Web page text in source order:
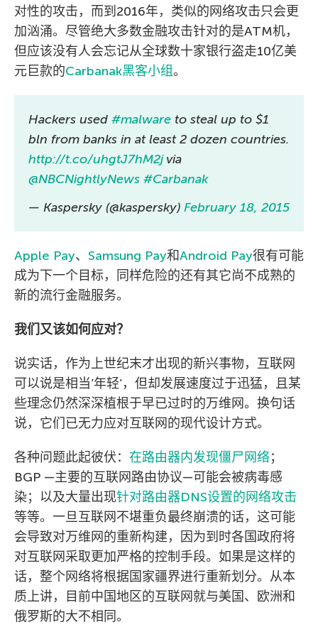
对性的攻击，而到2016年，类似的网络攻击只会更
加汹涌。尽管绝大多数金融攻击针对的是ATM机，
但应该没有人会忘记从全球数十家银行盗走10亿美
元巨款的Carbanak黑客小组。
Hackers used #malware to steal up to $1
bln from banks in at least 2 dozen countries.
http://t.co/uhgtJ7hM2jvia
@NBCNightlyNews #Carbanak
— Kaspersky (@kaspersky) February 18, 2015
Apple Pay、 Samsung Pay和Android Pay很有可能
成为下一个目标，同样危险的还有其它尚不成熟的
新的流行金融服务。
我们又该如何应对？
说实话，作为上世纪末才出现的新兴事物，互联网
可以说是相当’年轻’，但却发展速度过于迅猛，且某
些理念仍然深深植根于早已过时的万维网。换句话
说，它们已无力应对互联网的现代设计方式。
各种问题此起彼伏： 在路由器内发现僵尸网络；
BGP —主要的互联网路由协议—可能会被病毒感
染；以及大量出现针对路由器DNS设置的网络攻击
等等。一旦互联网不堪重负最终崩溃的话，这可能
会导致对万维网的重新构建，因为到时各国政府将
对互联网采取更加严格的控制手段。如果是这样的
话，整个网络将根据国家疆界进行重新划分。从本
质上讲，目前中国地区的互联网就与美国、欧洲和
俄罗斯的大不相同。